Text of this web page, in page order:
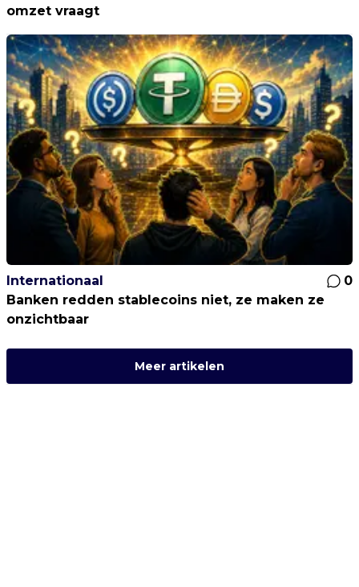
omzet vraagt
Internationaal
0
Banken redden stablecoins niet, ze maken ze
onzichtbaar
Meer artikelen